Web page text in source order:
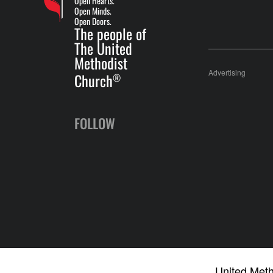
Open Minds.
Open Doors.
The people of
The United
Methodist
Church®
FOLLOW
Advertising